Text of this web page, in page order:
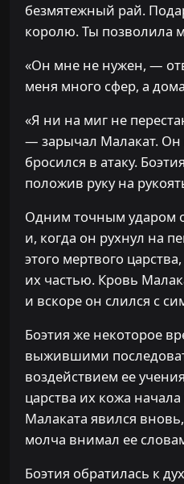
безмятежный рай.
королю. Ты позволила
«Он мне не нужен, —
меня много сфер, а
«Я ни на миг не
— зарычал Малакат. Он
бросился в атаку.
положив руку на
Одним точным ударом
и, когда он рухнул на
этого мертвого
их частью. Кровь
и вскоре он слился с
Боэтия же некоторое
выжившими
воздействием ее
царства их кожа
Малаката явился
молча внимал ее
Боэтия обратилась к